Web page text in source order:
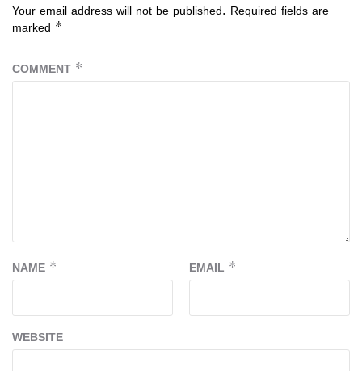
Your email address will not be published. Required fields are
marked *
COMMENT *
NAME * EMAIL *
WEBSITE